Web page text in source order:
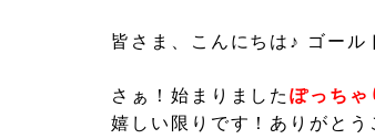
皆さま、こんにちは♪ ゴール
さぁ！始まりましたぽっちゃ
嬉しい限りです！ありがと